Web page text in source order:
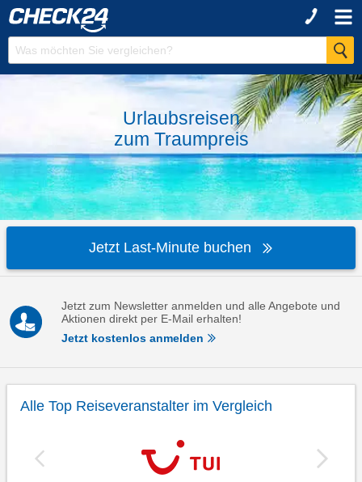
Urlaubsreisen
zum Traumpreis
Jetzt Last-Minute buchen
Jetzt zum Newsletter anmelden und alle Angebote und
Aktionen direkt per E-Mail erhalten!
Jetzt kostenlos anmelden
Alle Top Reiseveranstalter im Vergleich